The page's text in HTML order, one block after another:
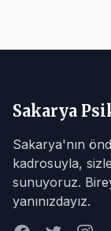
Sakarya
Sakarya'nın
kadrosuyla,
sunuyoruz.
yanınızdayız.